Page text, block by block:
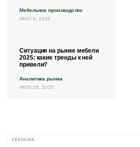
Мебельное производство
ИЮЛ 8, 2026
Ситуация на рынке мебели
2025: какие тренды к ней
привели?
Аналитика рынка
ИЮЛ 18, 2025
РЕКЛАМА